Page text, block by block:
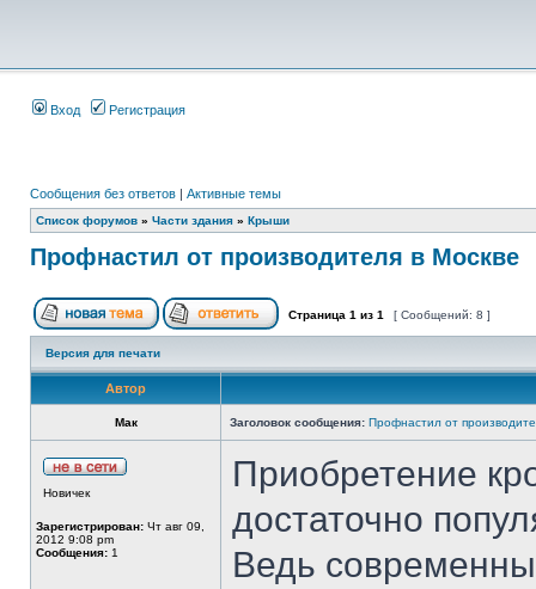
Вход Регистрация
Сообщения без ответов | Активные темы
Список форумов » Части здания » Крыши
Профнастил от производителя в Москве
Страница 1 из 1 [ Сообщений: 8 ]
Версия для печати
Автор
Мак Заголовок сообщения: Профнастил от
Новичек
Зарегистрирован: Чт авг 09,
2012 9:08 pm
Сообщения: 1
Приобретение
достаточно
Ведь